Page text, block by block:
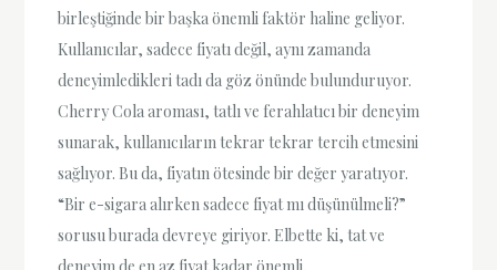
birleştiğinde bir başka önemli faktör haline geliyor.
Kullanıcılar, sadece fiyatı değil, aynı zamanda
deneyimledikleri tadı da göz önünde bulunduruyor.
Cherry Cola aroması, tatlı ve ferahlatıcı bir deneyim
sunarak, kullanıcıların tekrar tekrar tercih etmesini
sağlıyor. Bu da, fiyatın ötesinde bir değer yaratıyor.
“Bir e-sigara alırken sadece fiyat mı düşünülmeli?”
sorusu burada devreye giriyor. Elbette ki, tat ve